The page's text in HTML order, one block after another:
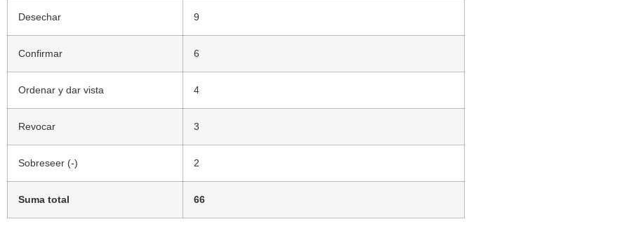
Desechar 9
Confirmar 6
Ordenar y dar vista 4
Revocar 3
Sobreseer (-) 2
Suma total 66